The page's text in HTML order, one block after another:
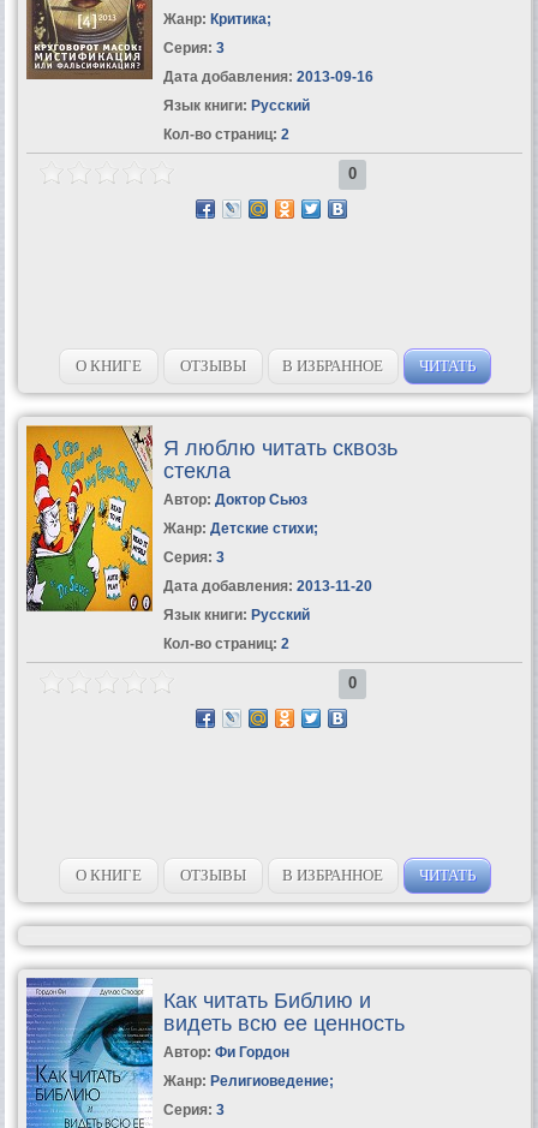
Жанр: Критика;
Серия: 3
Дата добавления: 2013-09-16
Язык книги: Русский
Кол-во страниц: 2
0
О КНИГЕ ОТЗЫВЫ В ИЗБРАННОЕ ЧИТАТЬ
Я люблю читать сквозь
стекла
Автор: Доктор Сьюз
Жанр: Детские стихи;
Серия: 3
Дата добавления: 2013-11-20
Язык книги: Русский
Кол-во страниц: 2
0
О КНИГЕ ОТЗЫВЫ В ИЗБРАННОЕ ЧИТАТЬ
Как читать Библию и
видеть всю ее ценность
Автор: Фи Гордон
Жанр: Религиоведение;
Серия: 3